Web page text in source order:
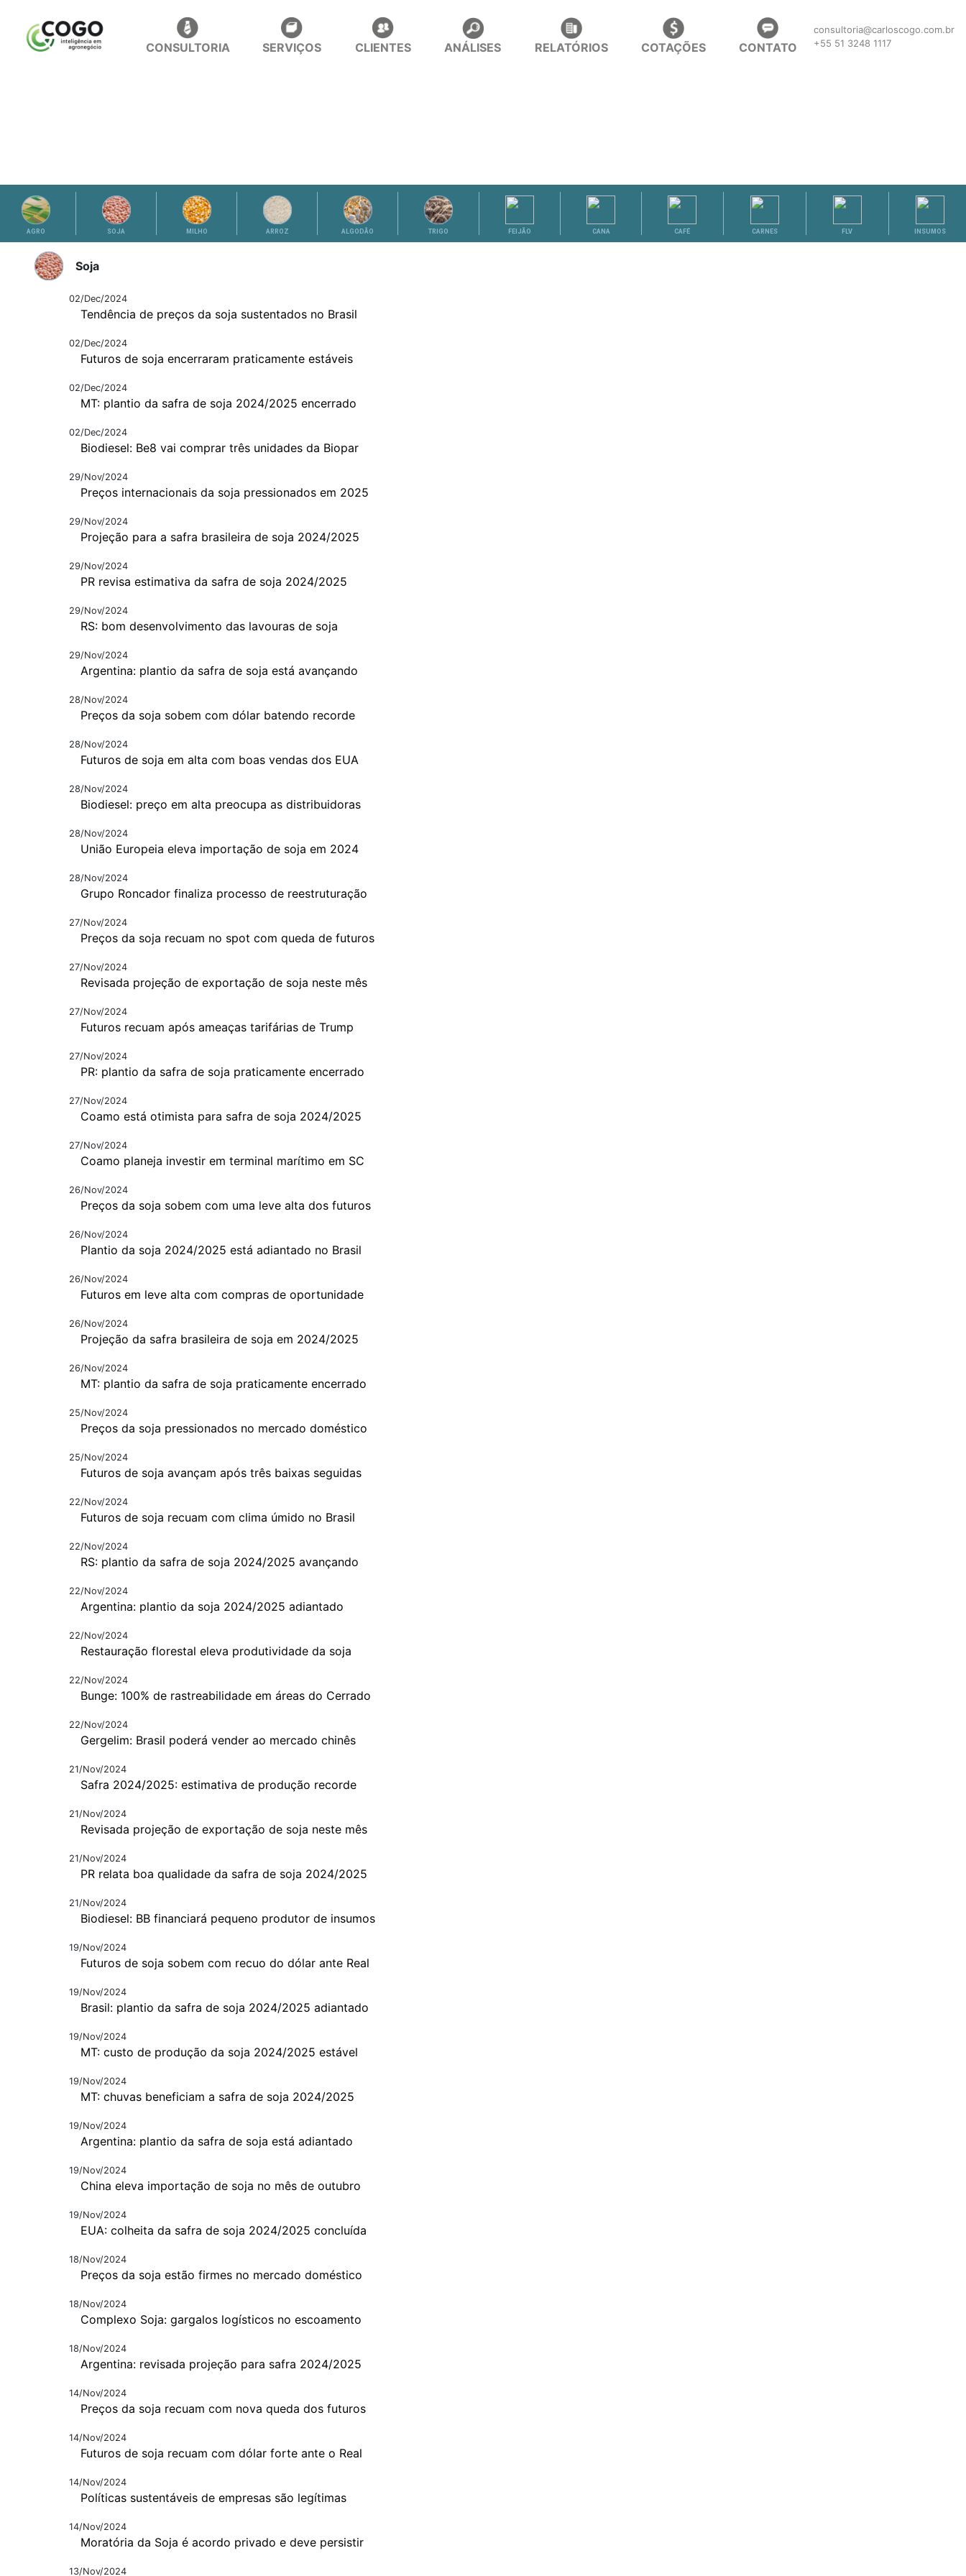
CONSULTORIA SERVIÇOS CLIENTES ANÁLISES RELATÓRIOS COTAÇÕES CONTATO
consultoria@carloscogo.com.br
+55 51 3248 1117
AGRO SOJA MILHO ARROZ ALGODÃO TRIGO FEIJÃO CANA CAFÉ CARNES FLV INSUMOS
Soja
02/Dec/2024
Tendência de preços da soja sustentados no Brasil
02/Dec/2024
Futuros de soja encerraram praticamente estáveis
02/Dec/2024
MT: plantio da safra de soja 2024/2025 encerrado
02/Dec/2024
Biodiesel: Be8 vai comprar três unidades da Biopar
29/Nov/2024
Preços internacionais da soja pressionados em 2025
29/Nov/2024
Projeção para a safra brasileira de soja 2024/2025
29/Nov/2024
PR revisa estimativa da safra de soja 2024/2025
29/Nov/2024
RS: bom desenvolvimento das lavouras de soja
29/Nov/2024
Argentina: plantio da safra de soja está avançando
28/Nov/2024
Preços da soja sobem com dólar batendo recorde
28/Nov/2024
Futuros de soja em alta com boas vendas dos EUA
28/Nov/2024
Biodiesel: preço em alta preocupa as distribuidoras
28/Nov/2024
União Europeia eleva importação de soja em 2024
28/Nov/2024
Grupo Roncador finaliza processo de reestruturação
27/Nov/2024
Preços da soja recuam no spot com queda de futuros
27/Nov/2024
Revisada projeção de exportação de soja neste mês
27/Nov/2024
Futuros recuam após ameaças tarifárias de Trump
27/Nov/2024
PR: plantio da safra de soja praticamente encerrado
27/Nov/2024
Coamo está otimista para safra de soja 2024/2025
27/Nov/2024
Coamo planeja investir em terminal marítimo em SC
26/Nov/2024
Preços da soja sobem com uma leve alta dos futuros
26/Nov/2024
Plantio da soja 2024/2025 está adiantado no Brasil
26/Nov/2024
Futuros em leve alta com compras de oportunidade
26/Nov/2024
Projeção da safra brasileira de soja em 2024/2025
26/Nov/2024
MT: plantio da safra de soja praticamente encerrado
25/Nov/2024
Preços da soja pressionados no mercado doméstico
25/Nov/2024
Futuros de soja avançam após três baixas seguidas
22/Nov/2024
Futuros de soja recuam com clima úmido no Brasil
22/Nov/2024
RS: plantio da safra de soja 2024/2025 avançando
22/Nov/2024
Argentina: plantio da soja 2024/2025 adiantado
22/Nov/2024
Restauração florestal eleva produtividade da soja
22/Nov/2024
Bunge: 100% de rastreabilidade em áreas do Cerrado
22/Nov/2024
Gergelim: Brasil poderá vender ao mercado chinês
21/Nov/2024
Safra 2024/2025: estimativa de produção recorde
21/Nov/2024
Revisada projeção de exportação de soja neste mês
21/Nov/2024
PR relata boa qualidade da safra de soja 2024/2025
21/Nov/2024
Biodiesel: BB financiará pequeno produtor de insumos
19/Nov/2024
Futuros de soja sobem com recuo do dólar ante Real
19/Nov/2024
Brasil: plantio da safra de soja 2024/2025 adiantado
19/Nov/2024
MT: custo de produção da soja 2024/2025 estável
19/Nov/2024
MT: chuvas beneficiam a safra de soja 2024/2025
19/Nov/2024
Argentina: plantio da safra de soja está adiantado
19/Nov/2024
China eleva importação de soja no mês de outubro
19/Nov/2024
EUA: colheita da safra de soja 2024/2025 concluída
18/Nov/2024
Preços da soja estão firmes no mercado doméstico
18/Nov/2024
Complexo Soja: gargalos logísticos no escoamento
18/Nov/2024
Argentina: revisada projeção para safra 2024/2025
14/Nov/2024
Preços da soja recuam com nova queda dos futuros
14/Nov/2024
Futuros de soja recuam com dólar forte ante o Real
14/Nov/2024
Políticas sustentáveis de empresas são legítimas
14/Nov/2024
Moratória da Soja é acordo privado e deve persistir
13/Nov/2024